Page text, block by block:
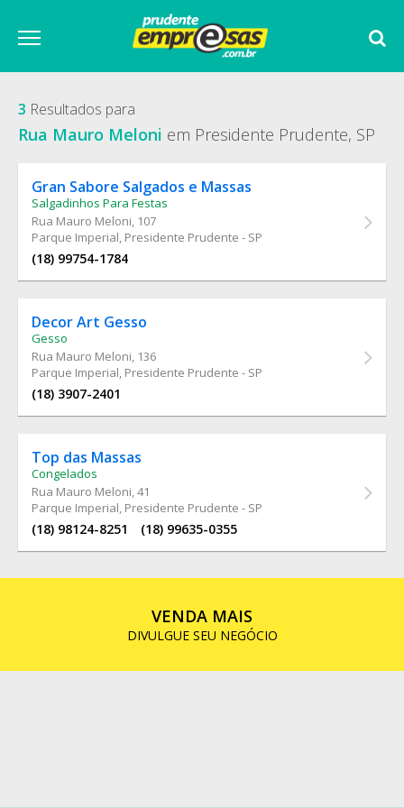
3 Resultados para
Rua Mauro Meloni em Presidente Prudente, SP
Gran Sabore Salgados e Massas
Salgadinhos Para Festas
Rua Mauro Meloni, 107
Parque Imperial, Presidente Prudente - SP
(18) 99754-1784
Decor Art Gesso
Gesso
Rua Mauro Meloni, 136
Parque Imperial, Presidente Prudente - SP
(18) 3907-2401
Top das Massas
Congelados
Rua Mauro Meloni, 41
Parque Imperial, Presidente Prudente - SP
(18) 98124-8251 (18) 99635-0355
VENDA MAIS
DIVULGUE SEU NEGÓCIO